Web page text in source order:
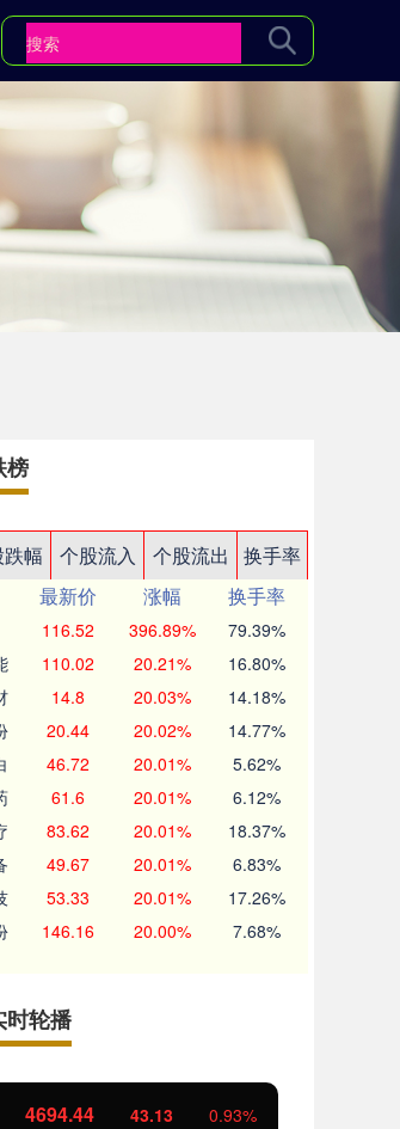
榜
幅 个股流入 个股流出
换手率
最新价 涨幅
换手率
116.52 396.89% 79.39%
110.02 20.21% 16.80%
14.8 20.03% 14.18%
20.44 20.02% 14.77%
46.72 20.01% 5.62%
61.6 20.01% 6.12%
83.62 20.01% 18.37%
49.67 20.01% 6.83%
53.33 20.01% 17.26%
146.16 20.00% 7.68%
时轮播
4694.44 43.13 0.93%